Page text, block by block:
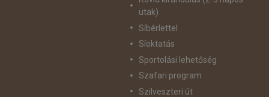
utak)
Síbérlettel
Síoktatás
Sportolási lehetőség
Szafari program
Szilveszteri út